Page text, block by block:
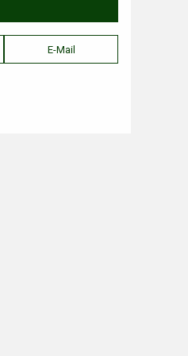
E-Mail